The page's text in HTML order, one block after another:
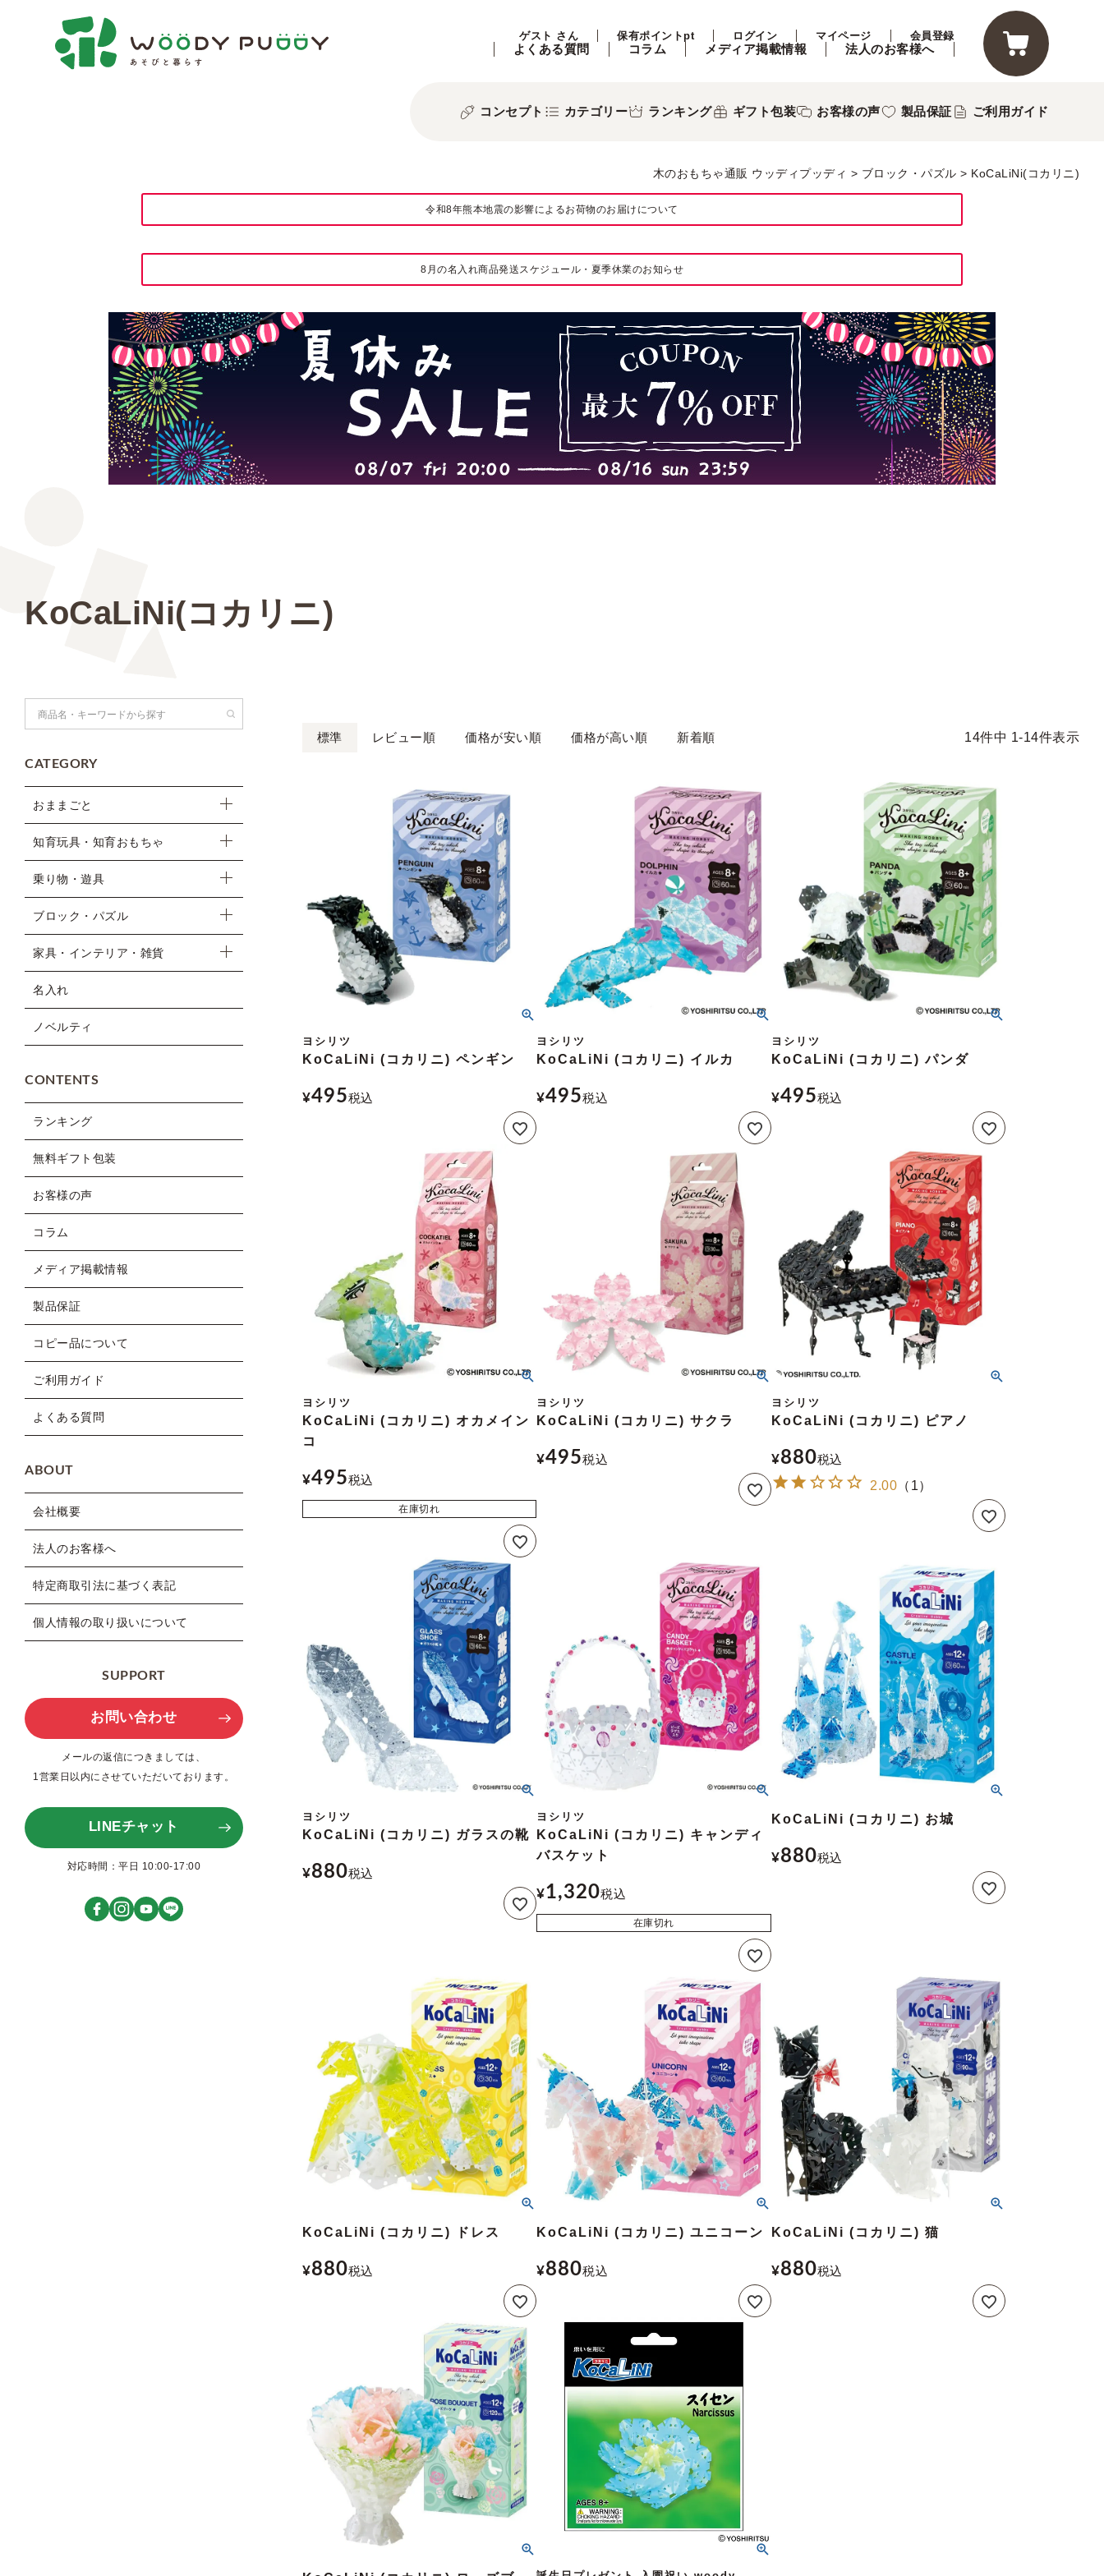
ゲスト さん 保有ポイントpt ログイン マイページ 会員登録
よくある質問 コラム メディア掲載情報 法人のお客様へ
コンセプト カテゴリー ランキング ギフト包装 お客様の声 製品保証 ご利用ガイド
木のおもちゃ通販 ウッディプッディ ブロック・パズル KoCaLiNi(コカリニ)
令和8年熊本地震の影響によるお荷物のお届けについて
8月の名入れ商品発送スケジュール・夏季休業のお知らせ
KoCaLiNi(コカリニ)
CATEGORY
おままごと
知育玩具・知育おもちゃ
乗り物・遊具
ブロック・パズル
家具・インテリア・雑貨
名入れ
ノベルティ
CONTENTS
ランキング
無料ギフト包装
お客様の声
コラム
メディア掲載情報
製品保証
コピー品について
ご利用ガイド
よくある質問
ABOUT
会社概要
法人のお客様へ
特定商取引法に基づく表記
個人情報の取り扱いについて
SUPPORT
お問い合わせ
メールの返信につきましては、
1営業日以内にさせていただいております。
LINEチャット
対応時間：平日 10:00-17:00
標準 レビュー順 価格が安い順 価格が高い順 新着順 14件中 1-14件表示
ヨシリツ
KoCaLiNi (コカリニ) ペンギン
¥495税込
ヨシリツ
KoCaLiNi (コカリニ) イルカ
¥495税込
ヨシリツ
KoCaLiNi (コカリニ) パンダ
¥495税込
ヨシリツ
KoCaLiNi (コカリニ) オカメイン
コ
¥495税込
在庫切れ
ヨシリツ
KoCaLiNi (コカリニ) サクラ
¥495税込
ヨシリツ
KoCaLiNi (コカリニ) ピアノ
¥880税込
2.00 （ 1）
ヨシリツ
KoCaLiNi (コカリニ) ガラスの靴
¥880税込
ヨシリツ
KoCaLiNi (コカリニ) キャンディ
バスケット
¥1,320税込
在庫切れ
KoCaLiNi (コカリニ) お城
¥880税込
KoCaLiNi (コカリニ) ドレス
¥880税込
KoCaLiNi (コカリニ) ユニコーン
¥880税込
KoCaLiNi (コカリニ) 猫
¥880税込